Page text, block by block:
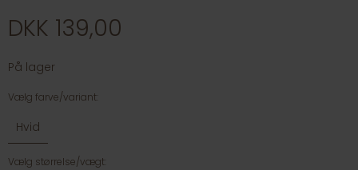
DKK 139,00
På lager
Vælg farve/variant:
Hvid
Vælg størrelse/vægt: